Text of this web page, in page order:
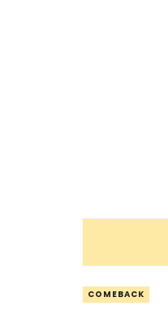
COMEBACK